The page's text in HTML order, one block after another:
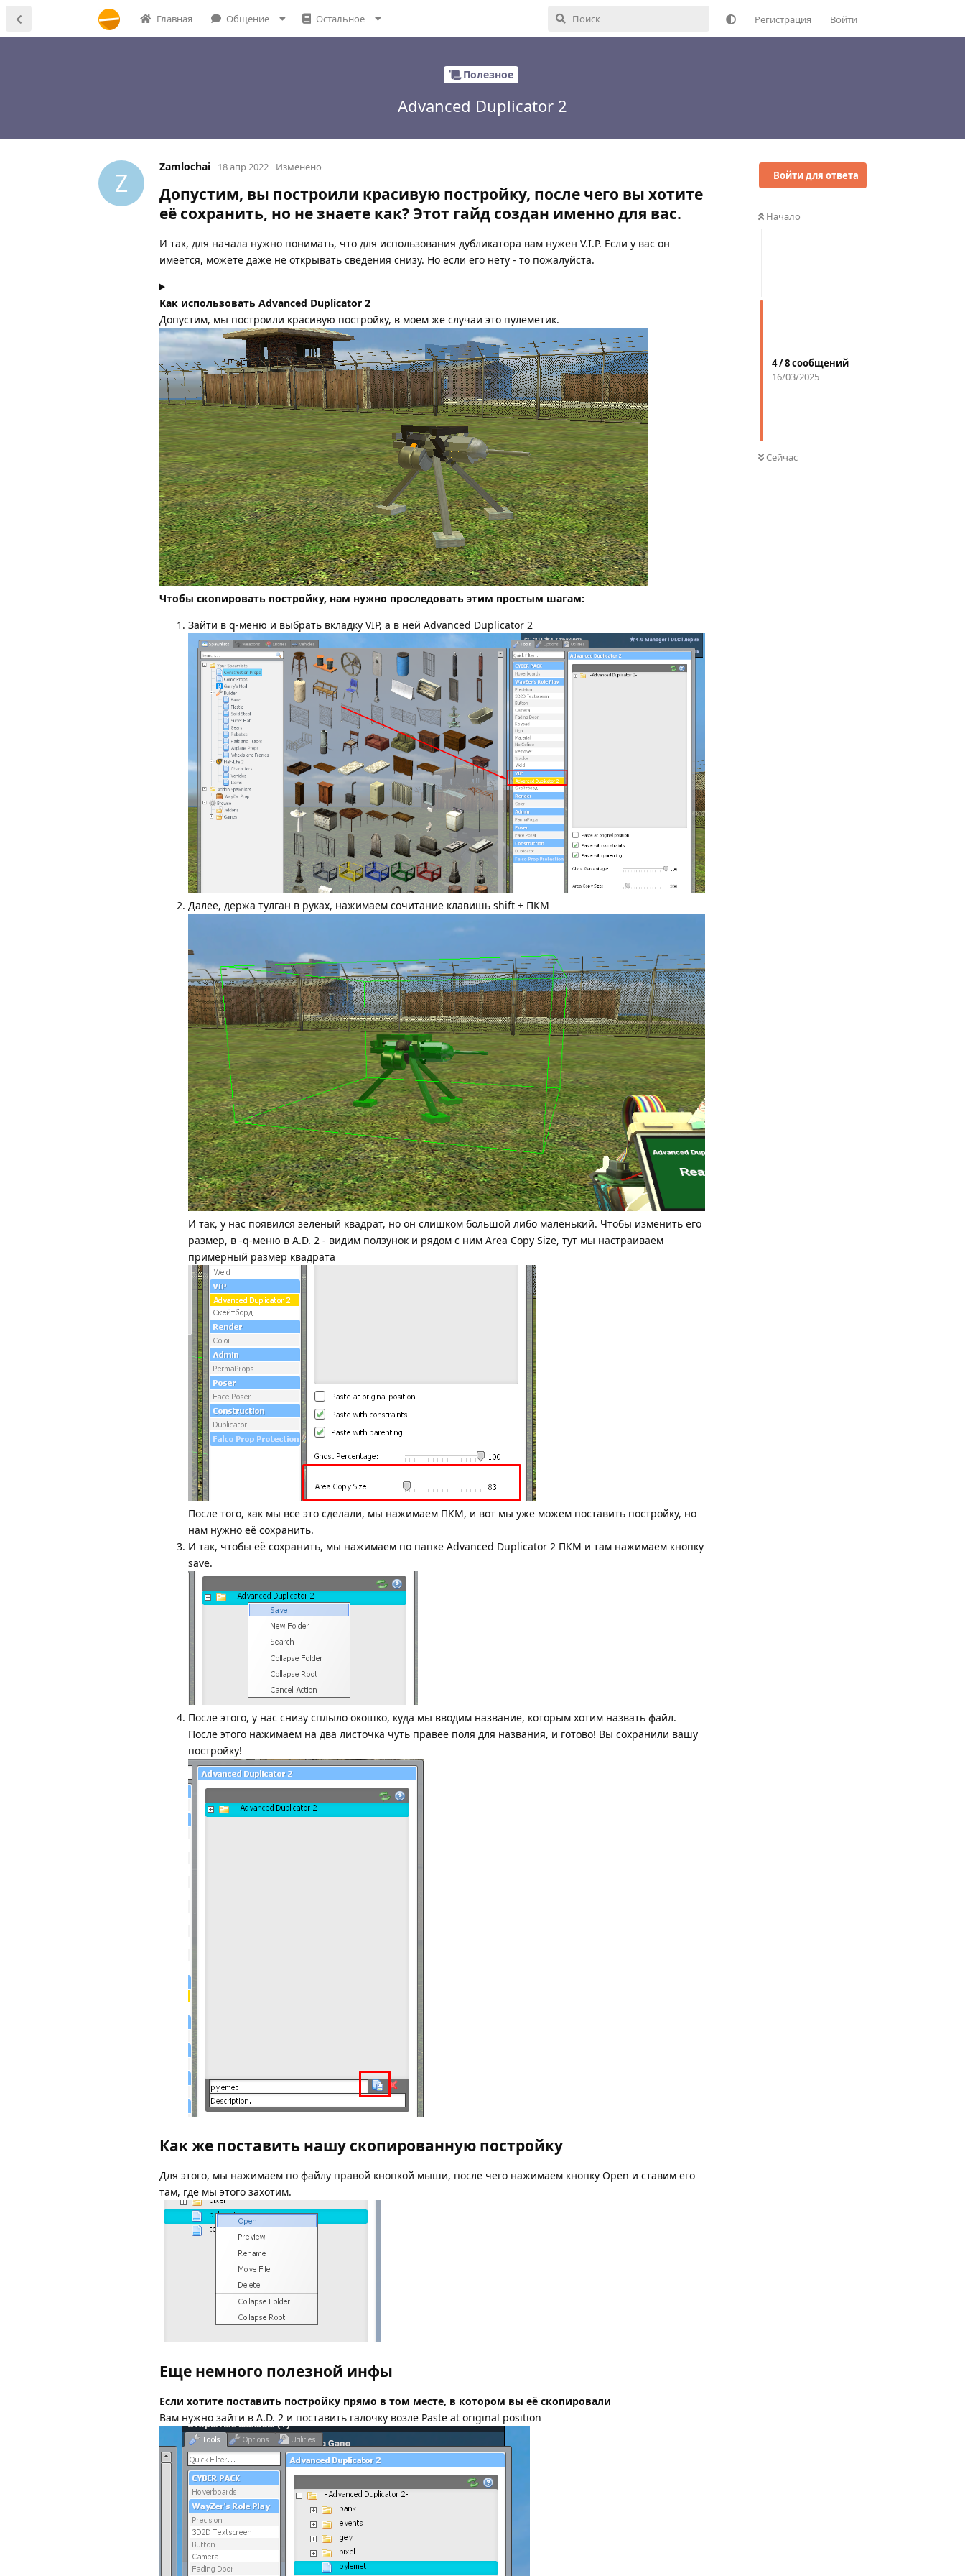
Главная Общение Остальное Регистрация Войти
Полезное
Advanced Duplicator 2
Войти для ответа
Начало
4/8сообщений
16/03/2025
Сейчас
Z
Zamlochai 18 апр 2022 Изменено
Допустим, вы построили красивую постройку, после чего вы хотите
её сохранить, но не знаете как? Этот гайд создан именно для вас.
И так, для начала нужно понимать, что для использования дубликатора вам нужен V.I.P. Если у вас он
имеется, можете даже не открывать сведения снизу. Но если его нету - то пожалуйста.
Как использовать Advanced Duplicator 2
Допустим, мы построили красивую постройку, в моем же случаи это пулеметик.
Чтобы скопировать постройку, нам нужно проследовать этим простым шагам:
Зайти в q-меню и выбрать вкладку VIP, а в ней Advanced Duplicator 2
Далее, держа тулган в руках, нажимаем сочитание клавишь shift + ПКМ
И так, у нас появился зеленый квадрат, но он слишком большой либо маленький. Чтобы изменить его
размер, в -q-меню в A.D. 2 - видим ползунок и рядом с ним Area Copy Size, тут мы настраиваем
примерный размер квадрата
После того, как мы все это сделали, мы нажимаем ПКМ, и вот мы уже можем поставить постройку, но
нам нужно её сохранить.
И так, чтобы её сохранить, мы нажимаем по папке Advanced Duplicator 2 ПКМ и там нажимаем кнопку
save.
После этого, у нас снизу сплыло окошко, куда мы вводим название, которым хотим назвать файл.
После этого нажимаем на два листочка чуть правее поля для названия, и готово! Вы сохранили вашу
постройку!
Как же поставить нашу скопированную постройку
Для этого, мы нажимаем по файлу правой кнопкой мыши, после чего нажимаем кнопку Open и ставим его
там, где мы этого захотим.
Еще немного полезной инфы
Если хотите поставить постройку прямо в том месте, в котором вы её скопировали
Вам нужно зайти в A.D. 2 и поставить галочку возле Paste at original position